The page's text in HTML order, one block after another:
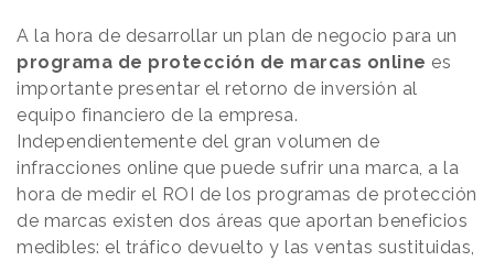
A la hora de desarrollar un plan de negocio para un
programa de protección de marcas online es
importante presentar el retorno de inversión al
equipo financiero de la empresa.
Independientemente del gran volumen de
infracciones online que puede sufrir una marca, a la
hora de medir el ROI de los programas de protección
de marcas existen dos áreas que aportan beneficios
medibles: el tráfico devuelto y las ventas sustituidas,